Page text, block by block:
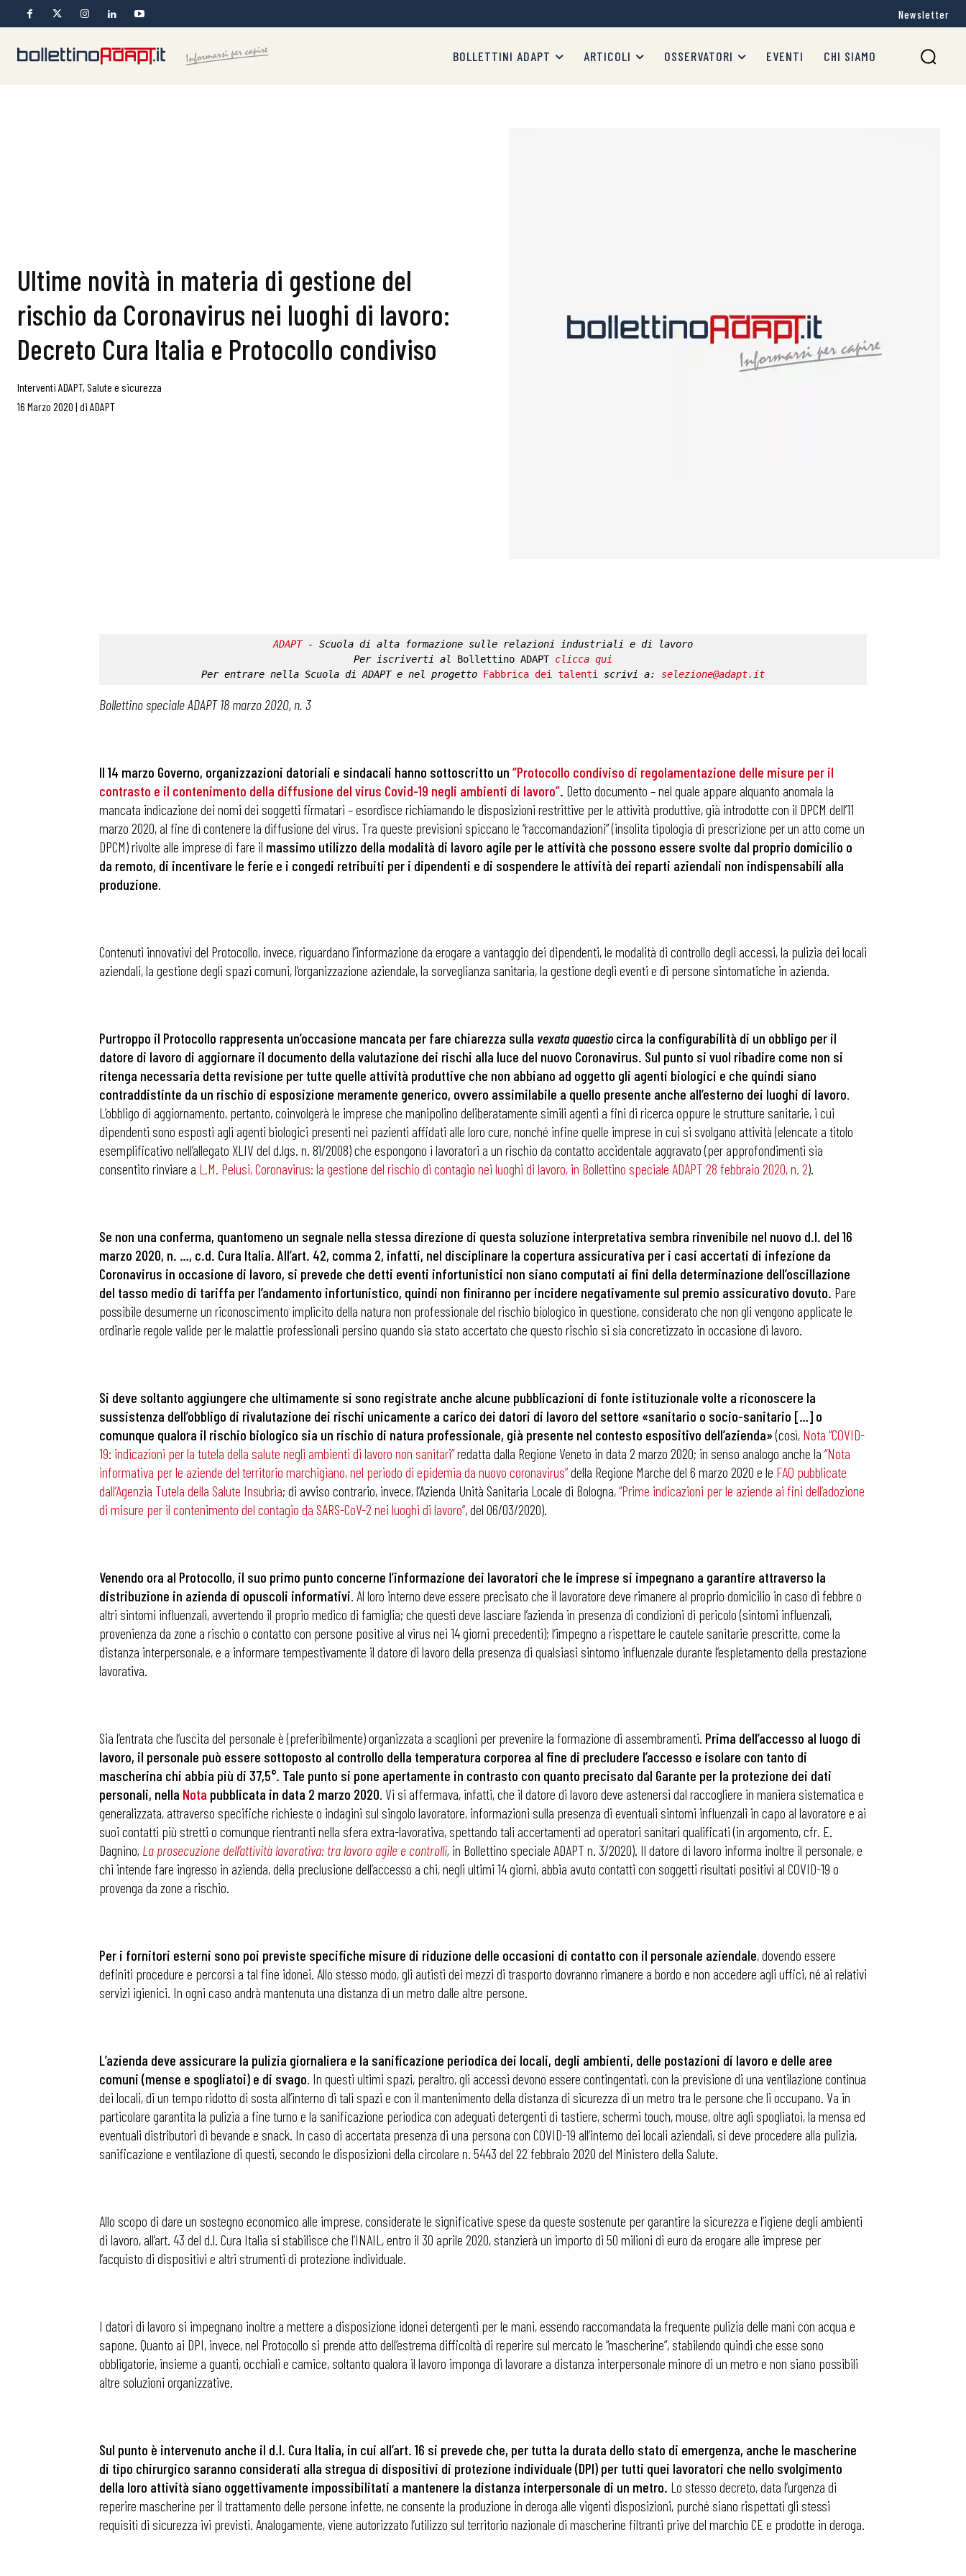
Articoli
Osservatori
Chi Siamo
Newsletter
BOLLETTINI ADAPT ARTICOLI OSSERVATORI EVENTI CHI SIAMO
Ultime novità in materia di gestione del
rischio da Coronavirus nei luoghi di lavoro:
Decreto Cura Italia e Protocollo condiviso
Interventi ADAPT, Salute e sicurezza
16 Marzo 2020 | di ADAPT
ADAPT - Scuola di alta formazione sulle relazioni industriali e di lavoro
Per iscriverti al Bollettino ADAPT clicca qui
Per entrare nella Scuola di ADAPT e nel progetto Fabbrica dei talenti scrivi a: selezione@adapt.it
Bollettino speciale ADAPT 18 marzo 2020, n. 3
Il 14 marzo Governo, organizzazioni datoriali e sindacali hanno sottoscritto un “Protocollo condiviso di regolamentazione delle misure per il
contrasto e il contenimento della diffusione del virus Covid-19 negli ambienti di lavoro”. Detto documento – nel quale appare alquanto anomala la
mancata indicazione dei nomi dei soggetti firmatari – esordisce richiamando le disposizioni restrittive per le attività produttive, già introdotte con il DPCM dell’11
marzo 2020, al fine di contenere la diffusione del virus. Tra queste previsioni spiccano le “raccomandazioni” (insolita tipologia di prescrizione per un atto come un
DPCM) rivolte alle imprese di fare il massimo utilizzo della modalità di lavoro agile per le attività che possono essere svolte dal proprio domicilio o
da remoto, di incentivare le ferie e i congedi retribuiti per i dipendenti e di sospendere le attività dei reparti aziendali non indispensabili alla
produzione.
Contenuti innovativi del Protocollo, invece, riguardano l’informazione da erogare a vantaggio dei dipendenti, le modalità di controllo degli accessi, la pulizia dei locali
aziendali, la gestione degli spazi comuni, l’organizzazione aziendale, la sorveglianza sanitaria, la gestione degli eventi e di persone sintomatiche in azienda.
Purtroppo il Protocollo rappresenta un’occasione mancata per fare chiarezza sulla vexata quaestio circa la configurabilità di un obbligo per il
datore di lavoro di aggiornare il documento della valutazione dei rischi alla luce del nuovo Coronavirus. Sul punto si vuol ribadire come non si
ritenga necessaria detta revisione per tutte quelle attività produttive che non abbiano ad oggetto gli agenti biologici e che quindi siano
contraddistinte da un rischio di esposizione meramente generico, ovvero assimilabile a quello presente anche all’esterno dei luoghi di lavoro.
L’obbligo di aggiornamento, pertanto, coinvolgerà le imprese che manipolino deliberatamente simili agenti a fini di ricerca oppure le strutture sanitarie, i cui
dipendenti sono esposti agli agenti biologici presenti nei pazienti affidati alle loro cure, nonché infine quelle imprese in cui si svolgano attività (elencate a titolo
esemplificativo nell’allegato XLIV del d.lgs. n. 81/2008) che espongono i lavoratori a un rischio da contatto accidentale aggravato (per approfondimenti sia
consentito rinviare a L.M. Pelusi, Coronavirus: la gestione del rischio di contagio nei luoghi di lavoro, in Bollettino speciale ADAPT 28 febbraio 2020, n. 2).
Se non una conferma, quantomeno un segnale nella stessa direzione di questa soluzione interpretativa sembra rinvenibile nel nuovo d.l. del 16
marzo 2020, n. …, c.d. Cura Italia. All’art. 42, comma 2, infatti, nel disciplinare la copertura assicurativa per i casi accertati di infezione da
Coronavirus in occasione di lavoro, si prevede che detti eventi infortunistici non siano computati ai fini della determinazione dell’oscillazione
del tasso medio di tariffa per l’andamento infortunistico, quindi non finiranno per incidere negativamente sul premio assicurativo dovuto. Pare
possibile desumerne un riconoscimento implicito della natura non professionale del rischio biologico in questione, considerato che non gli vengono applicate le
ordinarie regole valide per le malattie professionali persino quando sia stato accertato che questo rischio si sia concretizzato in occasione di lavoro.
Si deve soltanto aggiungere che ultimamente si sono registrate anche alcune pubblicazioni di fonte istituzionale volte a riconoscere la
sussistenza dell’obbligo di rivalutazione dei rischi unicamente a carico dei datori di lavoro del settore «sanitario o socio-sanitario […] o
comunque qualora il rischio biologico sia un rischio di natura professionale, già presente nel contesto espositivo dell’azienda»(così, Nota “COVID-
19: indicazioni per la tutela della salute negli ambienti di lavoro non sanitari”redatta dalla Regione Veneto in data 2 marzo 2020; in senso analogo anche la “Nota
informativa per le aziende del territorio marchigiano, nel periodo di epidemia da nuovo coronavirus”della Regione Marche del 6 marzo 2020 e le FAQ pubblicate
dall’Agenzia Tutela della Salute Insubria; di avviso contrario, invece, l’Azienda Unità Sanitaria Locale di Bologna,“Prime indicazioni per le aziende ai fini dell’adozione
di misure per il contenimento del contagio da SARS-CoV-2 nei luoghi di lavoro”, del 06/03/2020).
Venendo ora al Protocollo, il suo primo punto concerne l’informazione dei lavoratori che le imprese si impegnano a garantire attraverso la
distribuzione in azienda di opuscoli informativi. Al loro interno deve essere precisato che il lavoratore deve rimanere al proprio domicilio in caso di febbre o
altri sintomi influenzali, avvertendo il proprio medico di famiglia; che questi deve lasciare l’azienda in presenza di condizioni di pericolo (sintomi influenzali,
provenienza da zone a rischio o contatto con persone positive al virus nei 14 giorni precedenti); l’impegno a rispettare le cautele sanitarie prescritte, come la
distanza interpersonale, e a informare tempestivamente il datore di lavoro della presenza di qualsiasi sintomo influenzale durante l’espletamento della prestazione
lavorativa.
Sia l’entrata che l’uscita del personale è (preferibilmente) organizzata a scaglioni per prevenire la formazione di assembramenti. Prima dell’accesso al luogo di
lavoro, il personale può essere sottoposto al controllo della temperatura corporea al fine di precludere l’accesso e isolare con tanto di
mascherina chi abbia più di 37,5°. Tale punto si pone apertamente in contrasto con quanto precisato dal Garante per la protezione dei dati
personali, nella Nota pubblicata in data 2 marzo 2020. Vi si affermava, infatti, che il datore di lavoro deve astenersi dal raccogliere in maniera sistematica e
generalizzata, attraverso specifiche richieste o indagini sul singolo lavoratore, informazioni sulla presenza di eventuali sintomi influenzali in capo al lavoratore e ai
suoi contatti più stretti o comunque rientranti nella sfera extra-lavorativa, spettando tali accertamenti ad operatori sanitari qualificati (in argomento, cfr. E.
Dagnino, La prosecuzione dell’attività lavorativa: tra lavoro agile e controlli, in Bollettino speciale ADAPT n. 3/2020). Il datore di lavoro informa inoltre il personale, e
chi intende fare ingresso in azienda, della preclusione dell’accesso a chi, negli ultimi 14 giorni, abbia avuto contatti con soggetti risultati positivi al COVID-19 o
provenga da zone a rischio.
Per i fornitori esterni sono poi previste specifiche misure di riduzione delle occasioni di contatto con il personale aziendale, dovendo essere
definiti procedure e percorsi a tal fine idonei. Allo stesso modo, gli autisti dei mezzi di trasporto dovranno rimanere a bordo e non accedere agli uffici, né ai relativi
servizi igienici. In ogni caso andrà mantenuta una distanza di un metro dalle altre persone.
L’azienda deve assicurare la pulizia giornaliera e la sanificazione periodica dei locali, degli ambienti, delle postazioni di lavoro e delle aree
comuni (mense e spogliatoi) e di svago. In questi ultimi spazi, peraltro, gli accessi devono essere contingentati, con la previsione di una ventilazione continua
dei locali, di un tempo ridotto di sosta all’interno di tali spazi e con il mantenimento della distanza di sicurezza di un metro tra le persone che li occupano. Va in
particolare garantita la pulizia a fine turno e la sanificazione periodica con adeguati detergenti di tastiere, schermi touch, mouse, oltre agli spogliatoi, la mensa ed
eventuali distributori di bevande e snack. In caso di accertata presenza di una persona con COVID-19 all’interno dei locali aziendali, si deve procedere alla pulizia,
sanificazione e ventilazione di questi, secondo le disposizioni della circolare n. 5443 del 22 febbraio 2020 del Ministero della Salute.
Allo scopo di dare un sostegno economico alle imprese, considerate le significative spese da queste sostenute per garantire la sicurezza e l’igiene degli ambienti
di lavoro, all’art. 43 del d.l. Cura Italia si stabilisce che l’INAIL, entro il 30 aprile 2020, stanzierà un importo di 50 milioni di euro da erogare alle imprese per
l’acquisto di dispositivi e altri strumenti di protezione individuale.
I datori di lavoro si impegnano inoltre a mettere a disposizione idonei detergenti per le mani, essendo raccomandata la frequente pulizia delle mani con acqua e
sapone. Quanto ai DPI, invece, nel Protocollo si prende atto dell’estrema difficoltà di reperire sul mercato le “mascherine”, stabilendo quindi che esse sono
obbligatorie, insieme a guanti, occhiali e camice, soltanto qualora il lavoro imponga di lavorare a distanza interpersonale minore di un metro e non siano possibili
altre soluzioni organizzative.
Sul punto è intervenuto anche il d.l. Cura Italia, in cui all’art. 16 si prevede che, per tutta la durata dello stato di emergenza, anche le mascherine
di tipo chirurgico saranno considerati alla stregua di dispositivi di protezione individuale (DPI) per tutti quei lavoratori che nello svolgimento
della loro attività siano oggettivamente impossibilitati a mantenere la distanza interpersonale di un metro. Lo stesso decreto, data l’urgenza di
reperire mascherine per il trattamento delle persone infette, ne consente la produzione in deroga alle vigenti disposizioni, purché siano rispettati gli stessi
requisiti di sicurezza ivi previsti. Analogamente, viene autorizzato l’utilizzo sul territorio nazionale di mascherine filtranti prive del marchio CE e prodotte in deroga.